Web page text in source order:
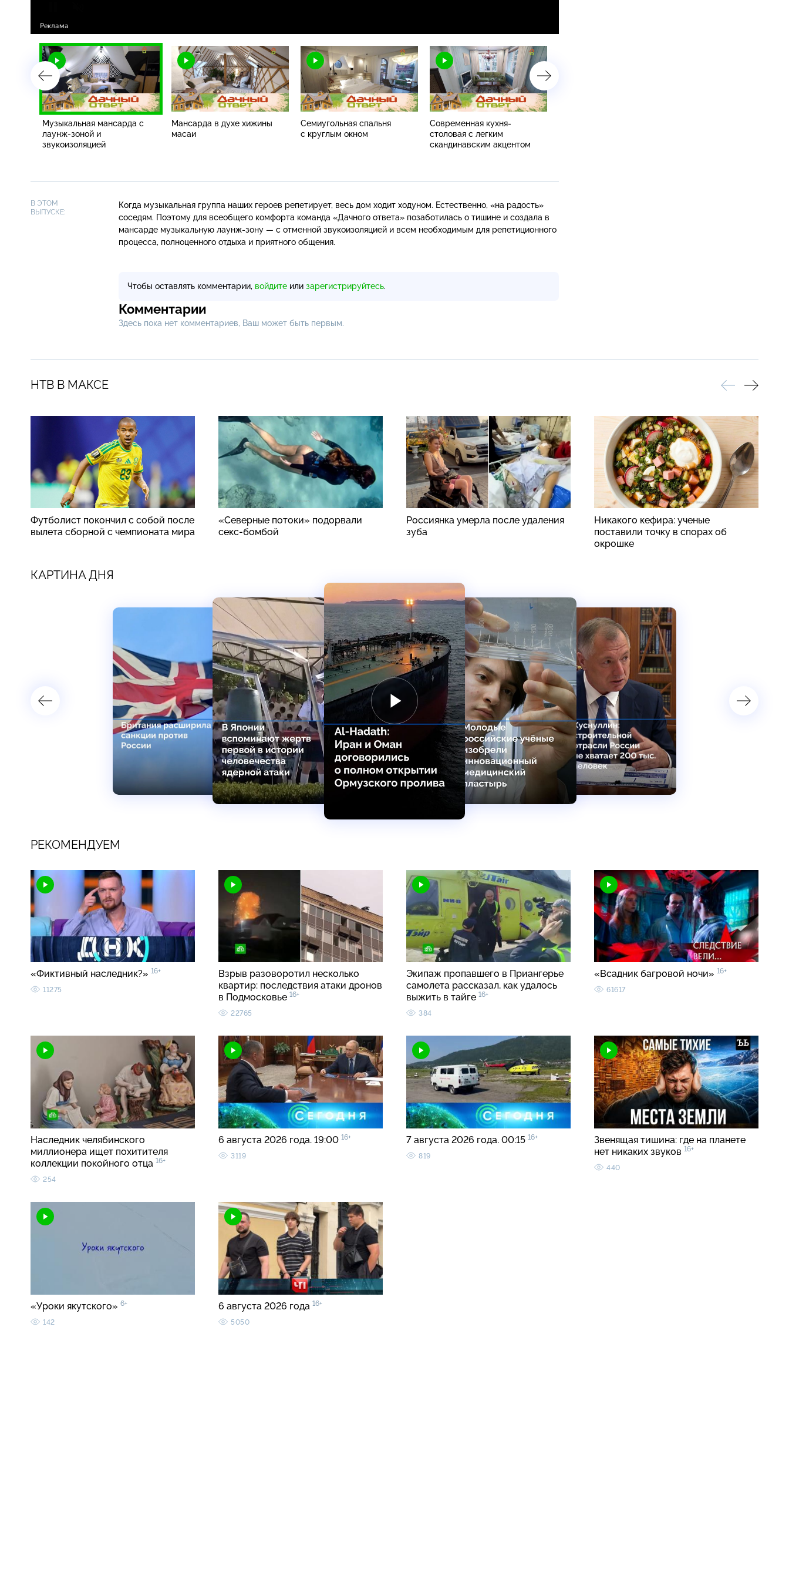
Музыкальная мансарда с
лаунж-зоной и
звукоизоляцией
Мансарда в духе хижины
масаи
Семиугольная спальня
с круглым окном
Современная кухня-
столовая с легким
скандинавским акцентом
В ЭТОМ
ВЫПУСКЕ:
Когда музыкальная группа наших героев репетирует, весь дом ходит ходуном. Естественно, «на радость»
соседям. Поэтому для всеобщего комфорта команда «Дачного ответа» позаботилась о тишине и создала в
мансарде музыкальную лаунж-зону — с отменной звукоизоляцией и всем необходимым для репетиционного
процесса, полноценного отдыха и приятного общения.
Чтобы оставлять комментарии, войдите или зарегистрируйтесь.
Комментарии
Здесь пока нет комментариев, Ваш может быть первым.
НТВ В МАКСЕ
Футболист покончил с собой после
вылета сборной с чемпионата мира
«Северные потоки» подорвали
секс-бомбой
Россиянка умерла после удаления
зуба
Никакого кефира: ученые
поставили точку в спорах об
окрошке
КАРТИНА ДНЯ
РЕКОМЕНДУЕМ
«Фиктивный наследник?» 16+
11275
Взрыв разоворотил несколько
квартир: последствия атаки дронов
в Подмосковье 16+
22765
Экипаж пропавшего в Приангерье
самолета рассказал, как удалось
выжить в тайге 16+
384
«Всадник багровой ночи» 16+
61617
Наследник челябинского
миллионера ищет похитителя
коллекции покойного отца 16+
254
6 августа 2026 года. 19:00 16+
3119
7 августа 2026 года. 00:15 16+
819
Звенящая тишина: где на планете
нет никаких звуков 16+
440
«Уроки якутского» 6+
142
6 августа 2026 года 16+
5050